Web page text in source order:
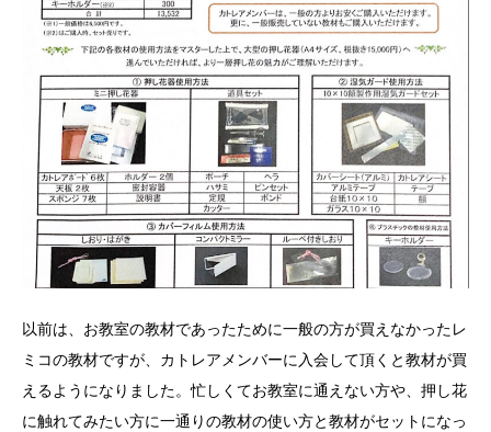
以前は、お教室の教材であったために一般の方が買えなかったレ
ミコの教材ですが、カトレアメンバーに入会して頂くと教材が買
えるようになりました。忙しくてお教室に通えない方や、押し花
に触れてみたい方に一通りの教材の使い方と教材がセットになっ